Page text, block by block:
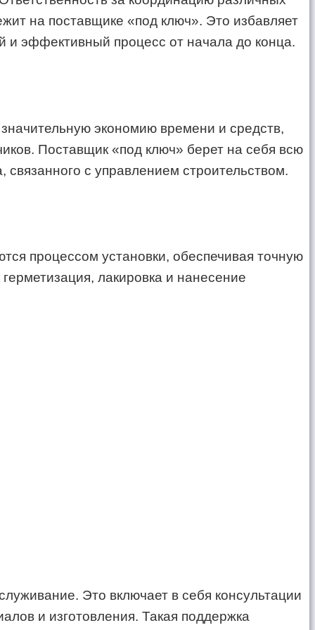
на поставщике «под ключ». Это избавляет
и эффективный процесс от начала до конца.
экономию времени и средств,
Поставщик «под ключ» берет на себя всю
с управлением строительством.
процессом установки, обеспечивая точную
лакировка и нанесение
Это включает в себя консультации
и изготовления. Такая поддержка